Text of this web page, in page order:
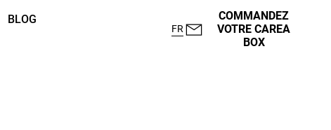
BLOG
FR
COMMANDEZ
VOTRE CAREA
BOX